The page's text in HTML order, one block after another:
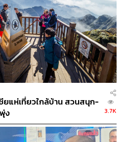
41
THE AUTHOR
TEAM
ณาธิการ THE STANDARD
ยแห่เที่ยวใกล้บ้าน สวนสนุก-
ง
3.7K